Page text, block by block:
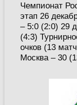
Чемпионат
этап 26
– 5:0 (2:0) 29
(4:3)
очков (13
Москва – 30